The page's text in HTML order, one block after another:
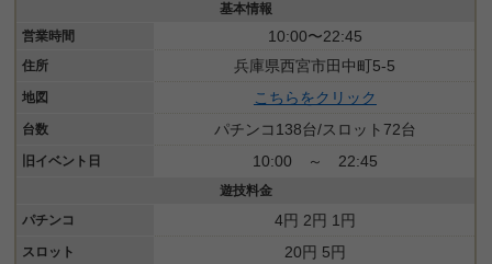
基本情報
営業時間
10:00〜22:45
住所 兵庫県西宮市田中町5-5
地図 こちらをクリック
台数 パチンコ138台/スロット72台
旧イベント日 10:00 ～ 22:45
遊技料金
パチンコ
4円 2円 1円
スロット 20円 5円